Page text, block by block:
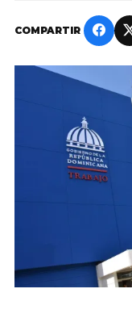
COMPARTIR